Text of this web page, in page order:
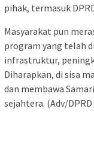
pihak, termasuk
Masyarakat pun
program yang telah
infrastruktur,
Diharapkan, di sisa
dan membawa
sejahtera. (Adv/